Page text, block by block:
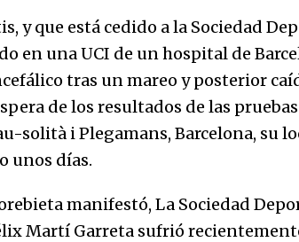
causa
Atlético
laCopa
17/12/2025
y que está cedido a la Sociedad
en una UCI de un hospital de
tras un mareo y posterior
de los resultados de las
solità i Plegamans, Barcelona, su
unos días.
manifestó, La Sociedad
Martí Garreta sufrió